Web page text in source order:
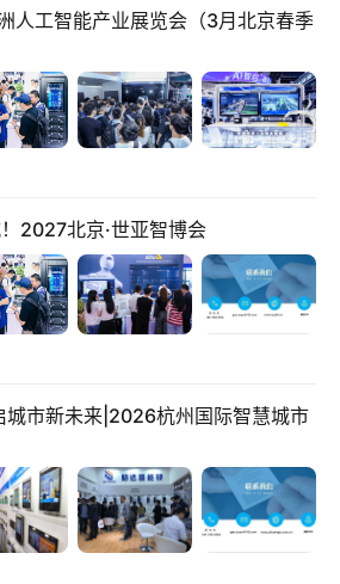
人工智能产业展览会（3月北京春季
2027北京·世亚智博会
城市新未来|2026杭州国际智慧城市